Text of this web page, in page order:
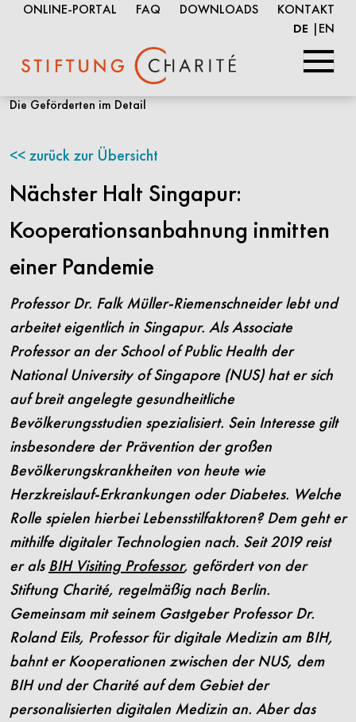
zum
ONLINE-PORTAL FAQ DOWNLOADS KONTAKT
DE EN
Die Geförderten im Detail
zurück zur Übersicht
Nächster Halt Singapur:
Kooperationsanbahnung inmitten
einer Pandemie
Professor Dr. Falk Müller-Riemenschneider lebt und
arbeitet eigentlich in Singapur. Als Associate
Professor an der School of Public Health der
National University of Singapore (NUS) hat er sich
auf breit angelegte gesundheitliche
Bevölkerungsstudien spezialisiert. Sein Interesse gilt
insbesondere der Prävention der großen
Bevölkerungskrankheiten von heute wie
Herzkreislauf-Erkrankungen oder Diabetes. Welche
Rolle spielen hierbei Lebensstilfaktoren? Dem geht er
mithilfe digitaler Technologien nach. Seit 2019 reist
er als BIH Visiting Professor, gefördert von der
Stiftung Charité, regelmäßig nach Berlin.
Gemeinsam mit seinem Gastgeber Professor Dr.
Roland Eils, Professor für digitale Medizin am BIH,
bahnt er Kooperationen zwischen der NUS, dem
BIH und der Charité auf dem Gebiet der
personalisierten digitalen Medizin an. Aber das